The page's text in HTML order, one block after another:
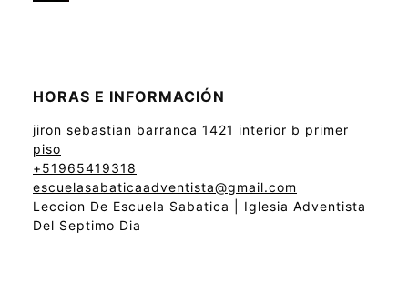
HORAS E INFORMACIÓN
jiron sebastian barranca 1421 interior b primer
piso
+51965419318
escuelasabaticaadventista@gmail.com
Leccion De Escuela Sabatica | Iglesia Adventista
Del Septimo Dia